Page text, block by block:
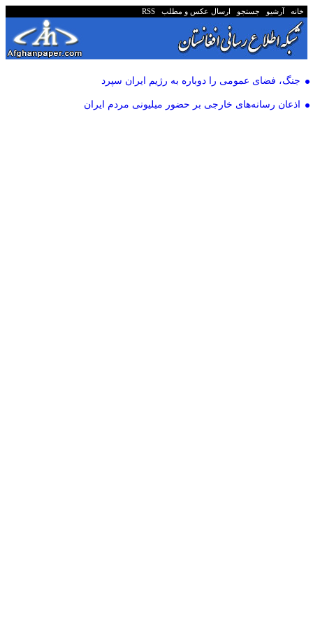
خانه آرشیو جستجو ارسال عکس و مطلب RSS
جنگ، فضای عمومی را دوباره به رژیم ایران سپرد
اذعان رسانه‌های خارجی بر حضور میلیونی مردم ایران